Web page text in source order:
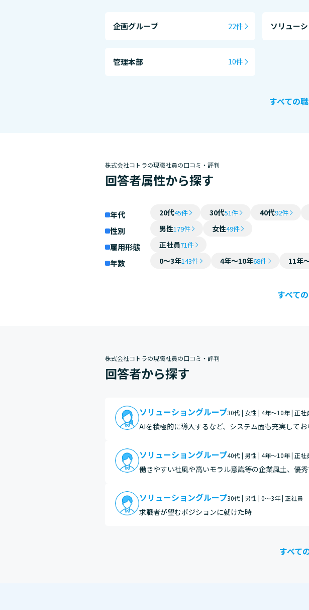
企画グループ 22件 ソリュー
管理本部 10件
すべての
株式会社コトラの現職社員の口コミ・評判
回答者属性から探す
年代 20代45件 30代51件 40代92件
性別 男性179件 女性49件
雇用形態 正社員71件
年数 0～3年143件 4年～10年68件 11年
すべて
株式会社コトラの現職社員の口コミ・評判
回答者から探す
ソリューショングループ30代 | 女性 | 4年～10年 | 正社
AIを積極的に導入するなど、システム面も充実して
ソリューショングループ40代 | 男性 | 4年～10年 | 正社
働きやすい社風や高いモラル意識等の企業風土、優
ソリューショングループ30代 | 男性 | 0～3年 | 正社員
求職者が望むポジションに就けた時
すべて